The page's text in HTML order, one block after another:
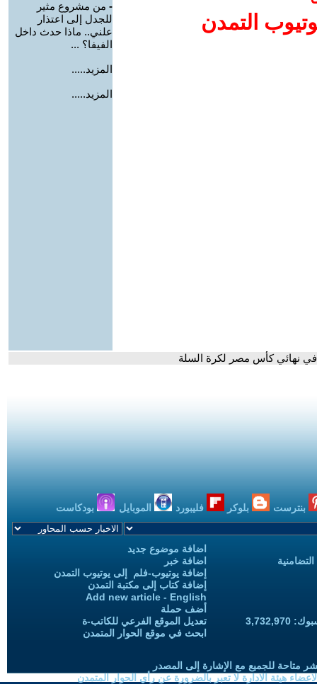
التمدن
- من مشروع مثير
للجدل إلى اعتذار
علني.. ماذا حدث داخل
الفيفا؟ ...
المزيد.....
المزيد.....
في نهائي كأس مصر لكرة السلة
بنترست بلوكر فليبورد الموبايل بودكاست
اضافة موضوع جديد
اضافة خبر
إضافة يوتيوب-فلم إلى يوتيوب التمدن
إضافة كتاب إلى مكتبة التمدن
Add new article - English
أضف حملة
تعديل الموقع الفرعي للكاتب-ة
ابحث في موقع الحوار المتمدن
متاحة للجميع مع الإشارة إلى المصدر
هيئة الادارة لا تعبر بالضرورة عن رأي الحوار المتمدن